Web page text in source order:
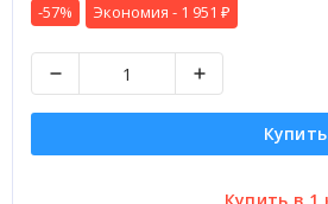
-57% Экономия - 1 951 ₽
Купить